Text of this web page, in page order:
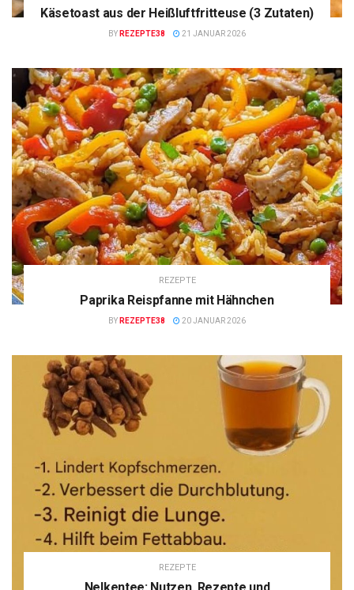
Käsetoast aus der Heißluftfritteuse (3 Zutaten)
BY REZEPTE38 21 JANUAR 2026
REZEPTE
Paprika Reispfanne mit Hähnchen
BY REZEPTE38 20 JANUAR 2026
REZEPTE